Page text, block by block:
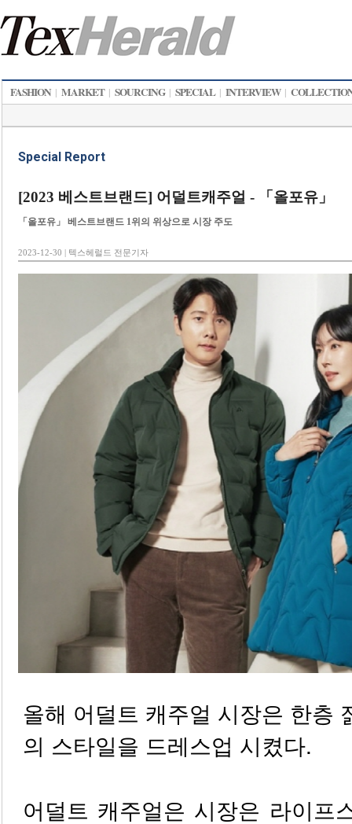
FASHION | MARKET | SOURCING | SPECIAL | INTERVIEW |
Special Report
[2023 베스트브랜드] 어덜트캐주얼 - 「올포유」
「올포유」 베스트브랜드 1위의 위상으로 시장 주도
2023-12-30 | 텍스헤럴드 전문기자
올해 어덜트 캐주얼 시장은 한층
의 스타일을 드레스업 시켰다.
어덜트 캐주얼은 시장은 라이프